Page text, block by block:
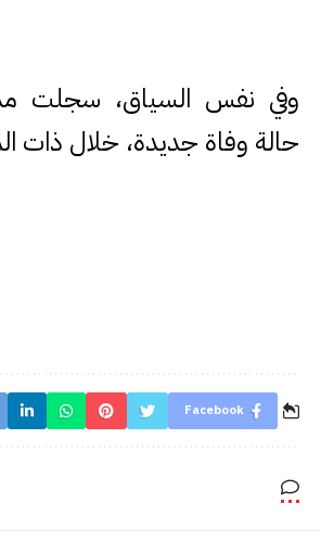
وفي نفس السياق، سجلت
حالة وفاة جديدة، خلال ذات
Facebook